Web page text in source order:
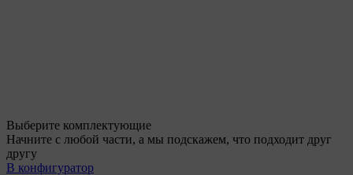
Выберите комплектующие
Начните с любой части, а мы подскажем, что подходит друг
другу
В конфигуратор